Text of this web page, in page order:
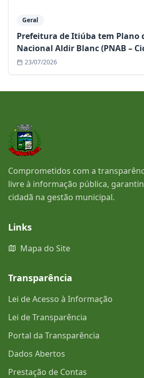
Geral
Prefeitura de Itiúba tem Plano
Nacional Aldir Blanc (PNAB –
e garante mais de R$ 1,1
23/07/2026
Comprometidos com a
livre à informação pública,
cidadã na gestão municipal.
Links
Mapa do Site
Transparência
Lei de Acesso à Informação
Lei de Transparência
Portal da Transparência
Dados Abertos
Prestação de Contas